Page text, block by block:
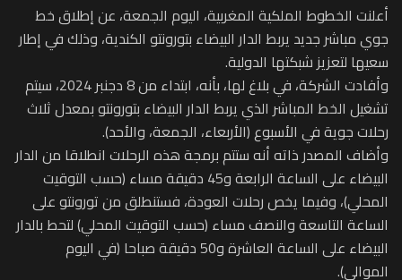
أعلنت الخطوط الملكیة المغربیة، اليوم الجمعة، عن إطلاق خط
جوي مباشر جدید يربط الدار البيضاء بتورونتو الكندية، وذلك في إطار
سعيها لتعزيز شبكتها الدولية.
وأفادت الشركة، في بلاغ لها، بأنه، ابتداء من 8 دجنبر 2024، سيتم
تشغيل الخط المباشر الذي يربط الدار البيضاء بتورونتو بمعدل ثلاث
رحلات جوية في الأسبوع (الأربعاء، الجمعة، والأحد).
وأضاف المصدر ذاته أنه ستتم برمجة هذه الرحلات انطلاقا من الدار
البيضاء على الساعة الرابعة و45 دقيقة مساء (حسب التوقيت
المحلي)، وفيما يخص رحلات العودة، فستنطلق من تورونتو على
الساعة التاسعة والنصف مساء (حسب التوقيت المحلي) لتحط بالدار
البيضاء على الساعة العاشرة و50 دقيقة صباحا (في اليوم
الموالي).